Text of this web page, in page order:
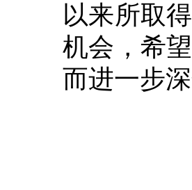
以来所取
机会，希
而进一步